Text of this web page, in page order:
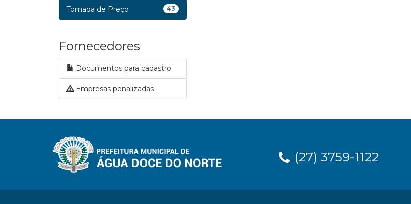
Tomada de Preço 43
Fornecedores
Documentos para cadastro
Empresas penalizadas
(27) 3759-1122